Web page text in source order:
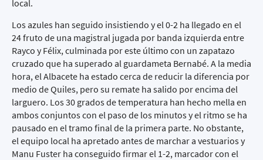
local.
Los azules han seguido insistiendo y el 0-2 ha llegado en el
24 fruto de una magistral jugada por banda izquierda entre
Rayco y Félix, culminada por este último con un zapatazo
cruzado que ha superado al guardameta Bernabé. A la media
hora, el Albacete ha estado cerca de reducir la diferencia por
medio de Quiles, pero su remate ha salido por encima del
larguero. Los 30 grados de temperatura han hecho mella en
ambos conjuntos con el paso de los minutos y el ritmo se ha
pausado en el tramo final de la primera parte. No obstante,
el equipo local ha apretado antes de marchar a vestuarios y
Manu Fuster ha conseguido firmar el 1-2, marcador con el